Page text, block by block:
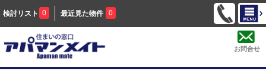
検討リスト 0 最近見た物件 0
お問合せ